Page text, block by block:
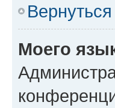
Моего